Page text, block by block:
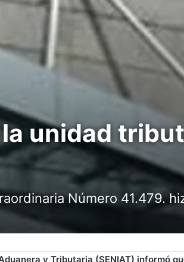
unidad
Número 41.479.
y Tributaria (SENIAT) informó